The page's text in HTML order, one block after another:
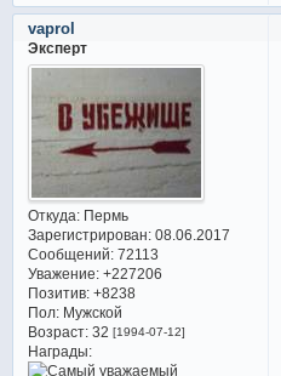
vaprol
Эксперт
Откуда:Пермь
Зарегистрирован: 08.06.2017
Сообщений:72113
Уважение: +227206
Позитив: +8238
Пол:Мужской
Возраст:32 [1994-07-12]
Награды: